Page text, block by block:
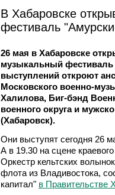
В Хабаровске
фестиваль
26 мая в Хабаровске
музыкальный
выступлений откроют
Московского военно-
Халилова, Биг-бэнд
военного округа и
(Хабаровск).
Они выступят сегодня 26
А в 19.30 на сцене
Оркестр кельтских
флота из Владивостока,
капитал" в Правительстве